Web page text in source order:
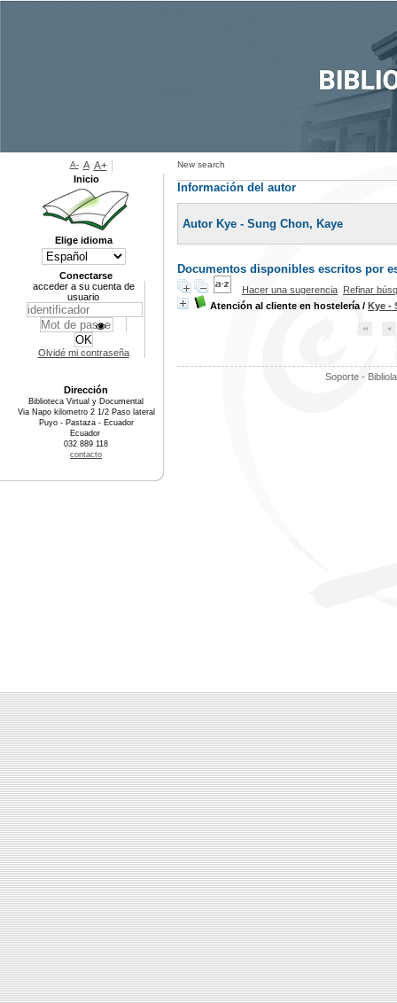
New search
Información del autor
Autor Kye - Sung Chon, Kaye
Documentos disponibles escritos por
Hacer una sugerencia Refinar
Atención al cliente en hostelería / Kye -
Soporte -
A- A A+
Inicio
Elige idioma
Conectarse
acceder a su cuenta de
usuario
Olvidé mi contraseña
Dirección
Biblioteca Virtual y Documental
Via Napo kilometro 2 1/2 Paso lateral
Puyo - Pastaza - Ecuador
Ecuador
032 889 118
contacto